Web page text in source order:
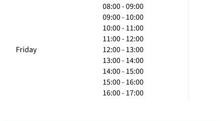
Friday
08:00 - 09:00
09:00 - 10:00
10:00 - 11:00
11:00 - 12:00
12:00 - 13:00
13:00 - 14:00
14:00 - 15:00
15:00 - 16:00
16:00 - 17:00